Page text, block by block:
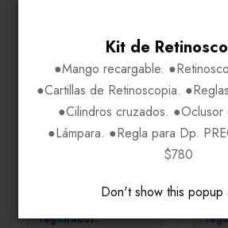
Kit de
●Mango recargable.
●Cartillas de Retinoscopia.
●Cilindros cruzados.
●Lámpara. ●Regla para Dp.
$780
Don't show this popup
ARMAZONES
Elizabeth Arden EA1118
Precio disponible solo
registrados.